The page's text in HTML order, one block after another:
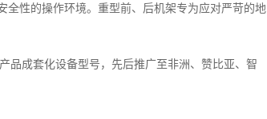
全性的操作环境。重型前、后机架专为应对严苛的地
品成套化设备型号，先后推广至非洲、赞比亚、智